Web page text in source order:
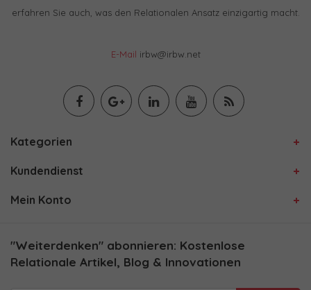
erfahren Sie auch, was den Relationalen Ansatz einzigartig macht.
E-Mail irbw@irbw.net
Kategorien
Kundendienst
Mein Konto
"Weiterdenken" abonnieren: Kostenlose
Relationale Artikel, Blog & Innovationen